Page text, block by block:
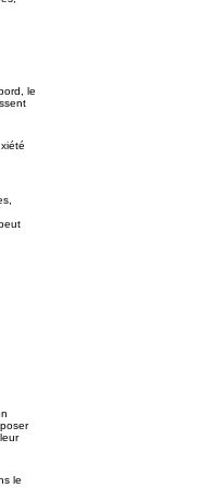
le
le